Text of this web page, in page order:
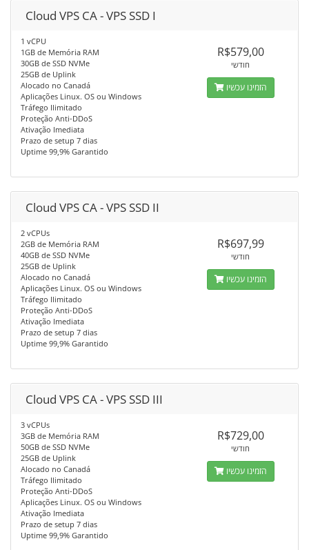
Cloud VPS CA - VPS SSD I
1 vCPU
1GB de Memória RAM
30GB de SSD NVMe
25GB de Uplink
Alocado no Canadá
Aplicações Linux. OS ou Windows
Tráfego Ilimitado
Proteção Anti-DDoS
Ativação Imediata
Prazo de setup 7 dias
Uptime 99,9% Garantido
R$579,00
חודשי
הזמינו עכשיו
Cloud VPS CA - VPS SSD II
2 vCPUs
2GB de Memória RAM
40GB de SSD NVMe
25GB de Uplink
Alocado no Canadá
Aplicações Linux. OS ou Windows
Tráfego Ilimitado
Proteção Anti-DDoS
Ativação Imediata
Prazo de setup 7 dias
Uptime 99,9% Garantido
R$697,99
חודשי
הזמינו עכשיו
Cloud VPS CA - VPS SSD III
3 vCPUs
3GB de Memória RAM
50GB de SSD NVMe
25GB de Uplink
Alocado no Canadá
Tráfego Ilimitado
Proteção Anti-DDoS
Aplicações Linux. OS ou Windows
Ativação Imediata
Prazo de setup 7 dias
Uptime 99,9% Garantido
R$729,00
חודשי
הזמינו עכשיו